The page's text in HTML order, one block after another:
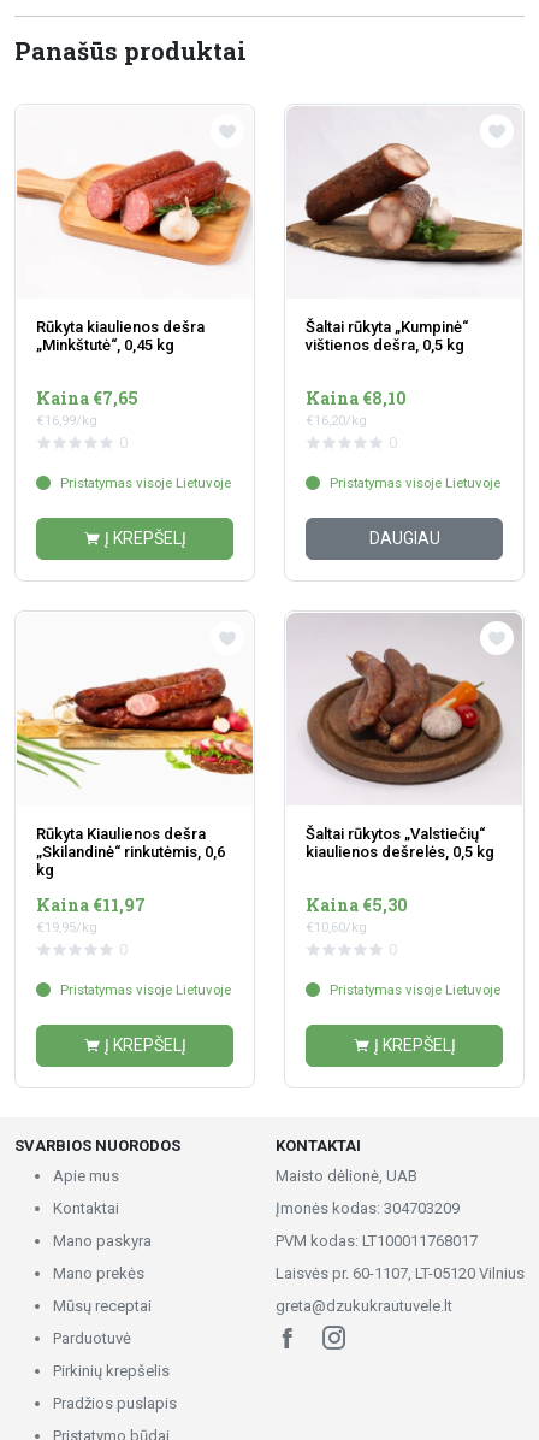
Panašūs produktai
Rūkyta kiaulienos dešra
„Minkštutė“, 0,45 kg
Kaina €7,65
€16,99/kg
0
Pristatymas visoje Lietuvoje
Į KREPŠELĮ
Šaltai rūkyta „Kumpinė“
vištienos dešra, 0,5 kg
Kaina €8,10
€16,20/kg
0
Pristatymas visoje Lietuvoje
DAUGIAU
Rūkyta Kiaulienos dešra
„Skilandinė“ rinkutėmis, 0,6
kg
Kaina €11,97
€19,95/kg
0
Pristatymas visoje Lietuvoje
Į KREPŠELĮ
Šaltai rūkytos „Valstiečių“
kiaulienos dešrelės, 0,5 kg
Kaina €5,30
€10,60/kg
0
Pristatymas visoje Lietuvoje
Į KREPŠELĮ
SVARBIOS NUORODOS
Apie mus
Kontaktai
Mano paskyra
Mano prekės
Mūsų receptai
Parduotuvė
Pirkinių krepšelis
Pradžios puslapis
Pristatymo būdai
KONTAKTAI
Maisto dėlionė, UAB
Įmonės kodas: 304703209
PVM kodas: LT100011768017
Laisvės pr. 60-1107, LT-05120 Vilnius
greta@dzukukrautuvele.lt